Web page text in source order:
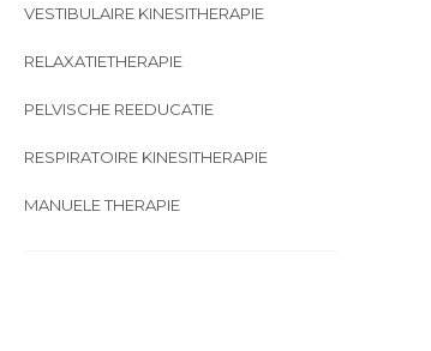
VESTIBULAIRE KINESITHERAPIE
RELAXATIETHERAPIE
PELVISCHE REEDUCATIE
RESPIRATOIRE KINESITHERAPIE
MANUELE THERAPIE